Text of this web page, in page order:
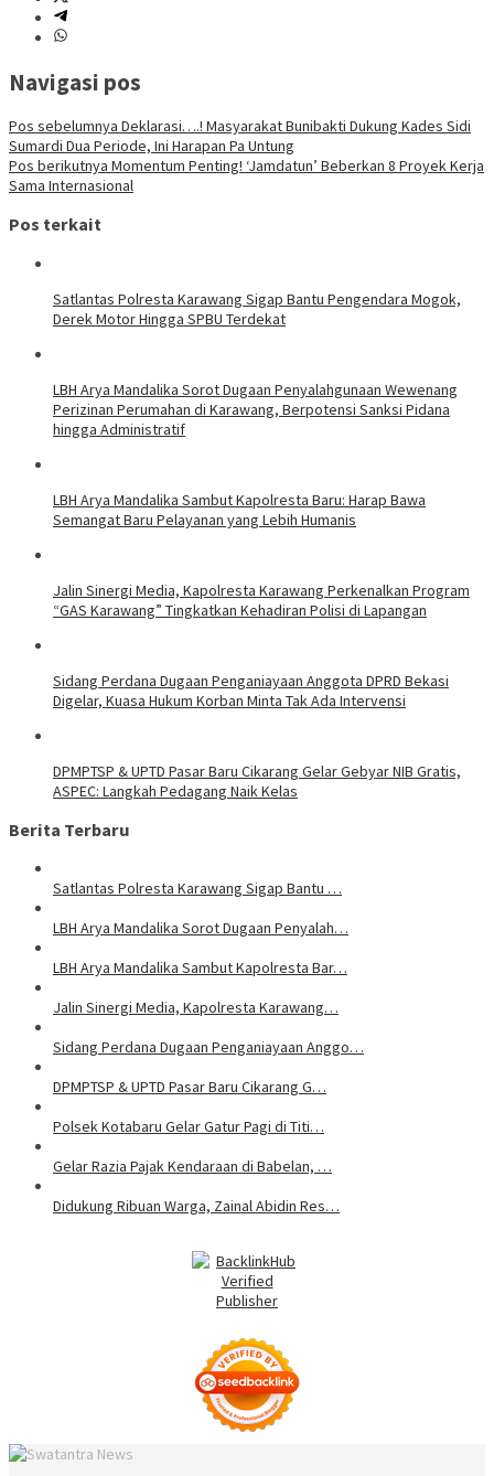
Navigasi pos
Pos sebelumnya Deklarasi….! Masyarakat Bunibakti Dukung Kades Sidi
Sumardi Dua Periode, Ini Harapan Pa Untung
Pos berikutnya Momentum Penting! ‘Jamdatun’ Beberkan 8 Proyek Kerja
Sama Internasional
Pos terkait
Satlantas Polresta Karawang Sigap Bantu Pengendara Mogok,
Derek Motor Hingga SPBU Terdekat
LBH Arya Mandalika Sorot Dugaan Penyalahgunaan Wewenang
Perizinan Perumahan di Karawang, Berpotensi Sanksi Pidana
hingga Administratif
LBH Arya Mandalika Sambut Kapolresta Baru: Harap Bawa
Semangat Baru Pelayanan yang Lebih Humanis
Jalin Sinergi Media, Kapolresta Karawang Perkenalkan Program
“GAS Karawang” Tingkatkan Kehadiran Polisi di Lapangan
Sidang Perdana Dugaan Penganiayaan Anggota DPRD Bekasi
Digelar, Kuasa Hukum Korban Minta Tak Ada Intervensi
DPMPTSP & UPTD Pasar Baru Cikarang Gelar Gebyar NIB Gratis,
ASPEC: Langkah Pedagang Naik Kelas
Berita Terbaru
Satlantas Polresta Karawang Sigap Bantu …
LBH Arya Mandalika Sorot Dugaan Penyalah…
LBH Arya Mandalika Sambut Kapolresta Bar…
Jalin Sinergi Media, Kapolresta Karawang…
Sidang Perdana Dugaan Penganiayaan Anggo…
DPMPTSP & UPTD Pasar Baru Cikarang G…
Polsek Kotabaru Gelar Gatur Pagi di Titi…
Gelar Razia Pajak Kendaraan di Babelan, …
Didukung Ribuan Warga, Zainal Abidin Res…